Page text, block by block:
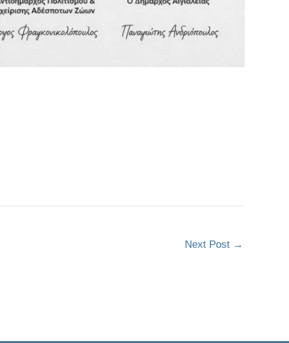
Next Post →